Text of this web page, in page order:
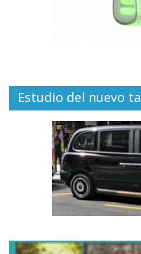
Estudio del nuevo